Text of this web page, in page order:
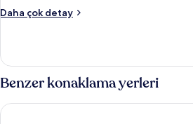
Daha çok detay
Oda
detay
Benzer konaklama yerleri
Hotel Vis